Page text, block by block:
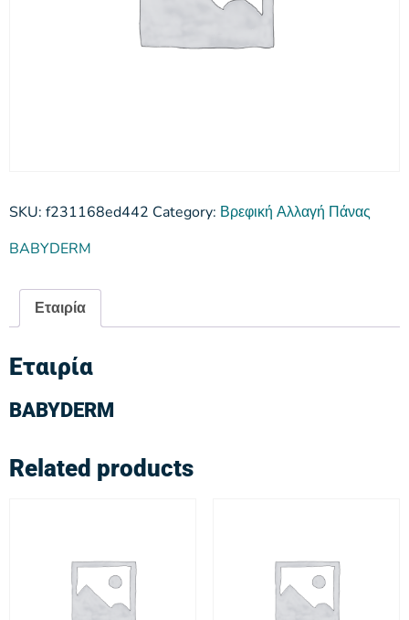
SKU: f231168ed442 Category: Βρεφική Αλλαγή Πάνας
BABYDERM
Εταιρία
Εταιρία
BABYDERM
Related products